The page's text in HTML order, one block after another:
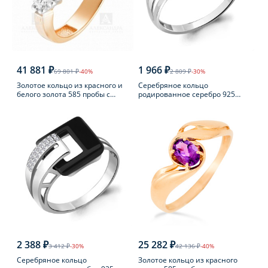
41 881 ₽69 801 ₽-40%
Золотое кольцо из красного и
белого золота 585 пробы с
1 966 ₽2 809 ₽-30%
Серебряное кольцо
родированное серебро 925
2 388 ₽3 412 ₽-30%
Серебряное кольцо
25 282 ₽42 136 ₽-40%
Золотое кольцо из красного